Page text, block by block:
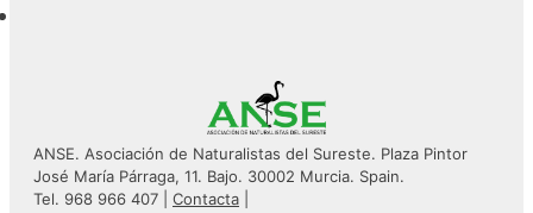
ANSE. Asociación de Naturalistas del Sureste. Plaza Pintor
José María Párraga, 11. Bajo. 30002 Murcia. Spain.
Tel. 968 966 407 | Contacta